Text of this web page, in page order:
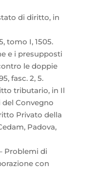
di diritto, in
tomo I, 1505.
e i presupposti
le doppie
fasc. 2, 5.
tributario, in Il
Convegno
Privato della
Padova,
Problemi di
con